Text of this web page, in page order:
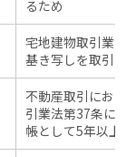
るため
宅地建物取引業法
基き写しを取引台
不動産取引におけ
引業法第37条に定
帳として5年以上